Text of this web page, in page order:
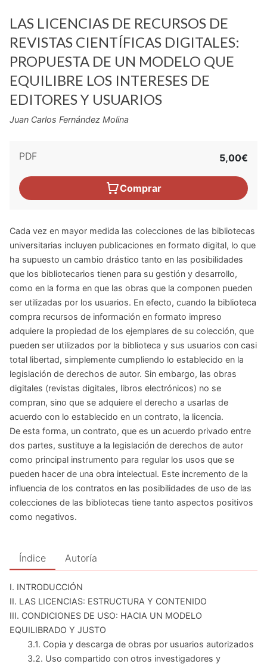
LAS LICENCIAS DE RECURSOS DE
REVISTAS CIENTÍFICAS DIGITALES:
PROPUESTA DE UN MODELO QUE
EQUILIBRE LOS INTERESES DE
EDITORES Y USUARIOS
Juan Carlos Fernández Molina
PDF 5,00€
Comprar
Cada vez en mayor medida las colecciones de las bibliotecas
universitarias incluyen publicaciones en formato digital, lo que
ha supuesto un cambio drástico tanto en las posibilidades
que los bibliotecarios tienen para su gestión y desarrollo,
como en la forma en que las obras que la componen pueden
ser utilizadas por los usuarios. En efecto, cuando la biblioteca
compra recursos de información en formato impreso
adquiere la propiedad de los ejemplares de su colección, que
pueden ser utilizados por la biblioteca y sus usuarios con casi
total libertad, simplemente cumpliendo lo establecido en la
legislación de derechos de autor. Sin embargo, las obras
digitales (revistas digitales, libros electrónicos) no se
compran, sino que se adquiere el derecho a usarlas de
acuerdo con lo establecido en un contrato, la licencia.
De esta forma, un contrato, que es un acuerdo privado entre
dos partes, sustituye a la legislación de derechos de autor
como principal instrumento para regular los usos que se
pueden hacer de una obra intelectual. Este incremento de la
influencia de los contratos en las posibilidades de uso de las
colecciones de las bibliotecas tiene tanto aspectos positivos
como negativos.
Índice Autoría
I. INTRODUCCIÓN
II. LAS LICENCIAS: ESTRUCTURA Y CONTENIDO
III. CONDICIONES DE USO: HACIA UN MODELO
EQUILIBRADO Y JUSTO
3.1. Copia y descarga de obras por usuarios autorizados
3.2. Uso compartido con otros investigadores y